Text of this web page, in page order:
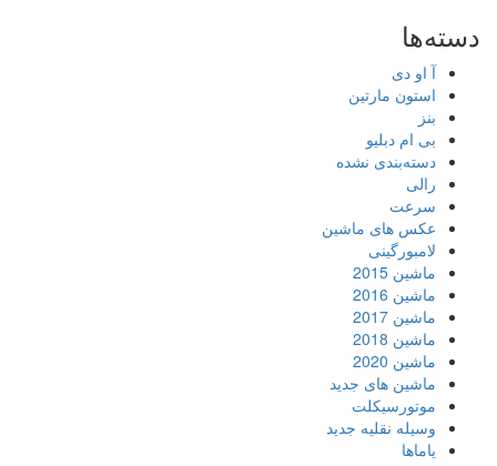
دسته‌ها
آ او دی
استون مارتین
بنز
بی ام دبلیو
دسته‌بندی نشده
رالی
سرعت
عکس های ماشین
لامبورگینی
ماشین 2015
ماشین 2016
ماشین 2017
ماشین 2018
ماشین 2020
ماشین های جدید
موتورسیکلت
وسیله نقلیه جدید
یاماها